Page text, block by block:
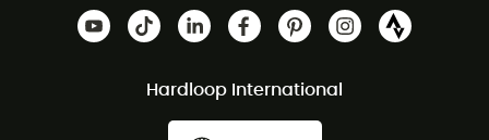
Hardloop International